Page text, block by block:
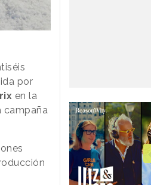
por
en la
campaña